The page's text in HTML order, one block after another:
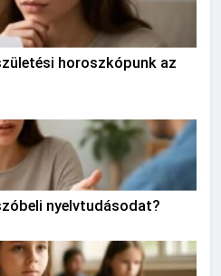
horoszkópunk az
nyelvtudásodat?